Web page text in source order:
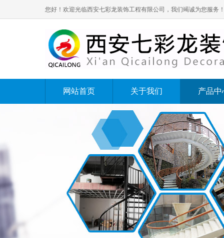
您好！欢迎光临西安七彩龙装饰工程有限公司，我们竭诚为您服务
网站首页 关于我们 产品中